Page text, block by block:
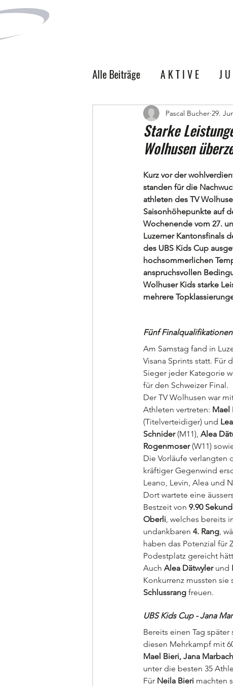
Alle Beiträge A K T I V E J
M Ä N N E R
Starke
Wolhusen
Pascal Bucher 29.
Kurz vor der
standen für die
athleten des TV
Saisonhöhepunkte auf
Wochenende vom 27.
Luzerner Kantonsfinals
des UBS Kids Cup
hochsommerlichen
anspruchsvollen
Wolhuser Kids starke
mehrere
Fünf
Am Samstag fand in
Visana Sprints statt. Für
Sieger jeder Kategorie
für den Schweizer Final.
Der TV Wolhusen war
Athleten vertreten: Mael
(Titelverteidiger) und
Schnider (M11), Alea
Rogenmoser (W11)
Die Vorläufe verlangten
kräftiger Gegenwind
Leano, Levin, Alea und
Dort wartete eine
Bestzeit von 9.90
Oberli, welches bereits
undankbaren 4. Rang,
haben das Potenzial für
Podestplatz gereicht
Auch Alea Dätwyler und
Konkurrenz mussten
Schlussrang freuen.
UBS Kids Cup - Jana
Bereits einen Tag
diesen Mehrkampf mit
Mael Bieri, Jana
unter die besten 35
Für Neila Bieri machten